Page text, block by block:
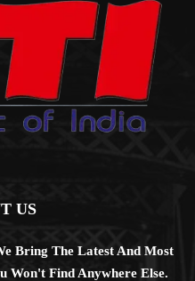
US
Bring The Latest And Most
Won't Find Anywhere Else.